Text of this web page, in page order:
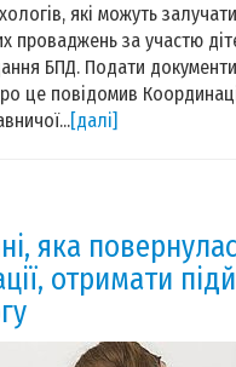
які можуть
проваджень за участю
БПД. Подати
це повідомив
[далі]
яка
отримати